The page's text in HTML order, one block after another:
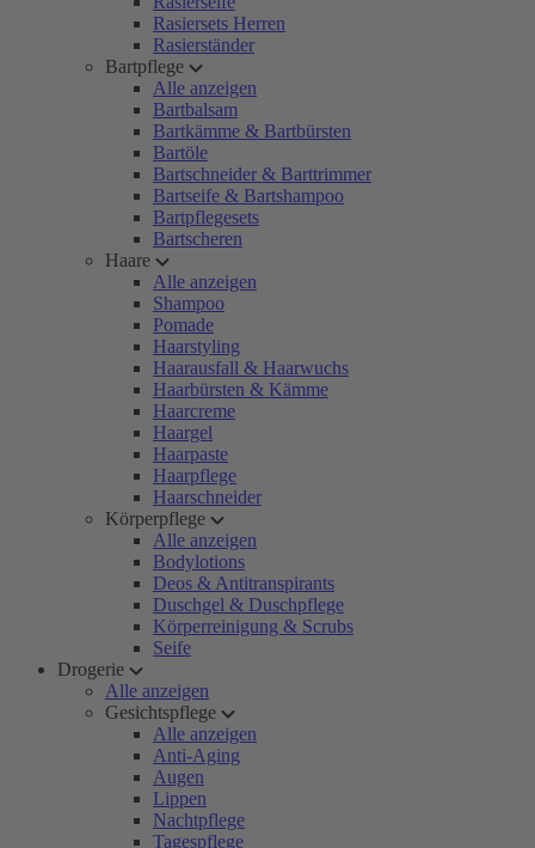
Rasiersets Herren
Rasierständer
Bartpflege
Alle anzeigen
Bartbalsam
Bartkämme & Bartbürsten
Bartöle
Bartschneider & Barttrimmer
Bartseife & Bartshampoo
Bartpflegesets
Bartscheren
Haare
Alle anzeigen
Shampoo
Pomade
Haarstyling
Haarausfall & Haarwuchs
Haarbürsten & Kämme
Haarcreme
Haargel
Haarpaste
Haarpflege
Haarschneider
Körperpflege
Alle anzeigen
Bodylotions
Deos & Antitranspirants
Duschgel & Duschpflege
Körperreinigung & Scrubs
Seife
Drogerie
Alle anzeigen
Gesichtspflege
Alle anzeigen
Anti-Aging
Augen
Lippen
Nachtpflege
Tagespflege